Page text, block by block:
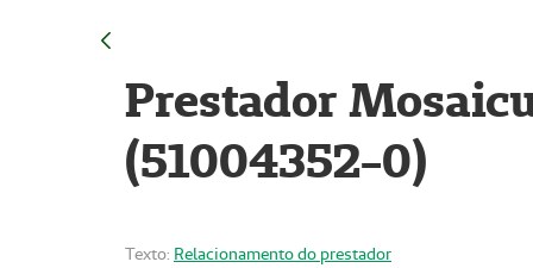
Prestador
(51004352-0)
Texto: Relacionamento do prestador